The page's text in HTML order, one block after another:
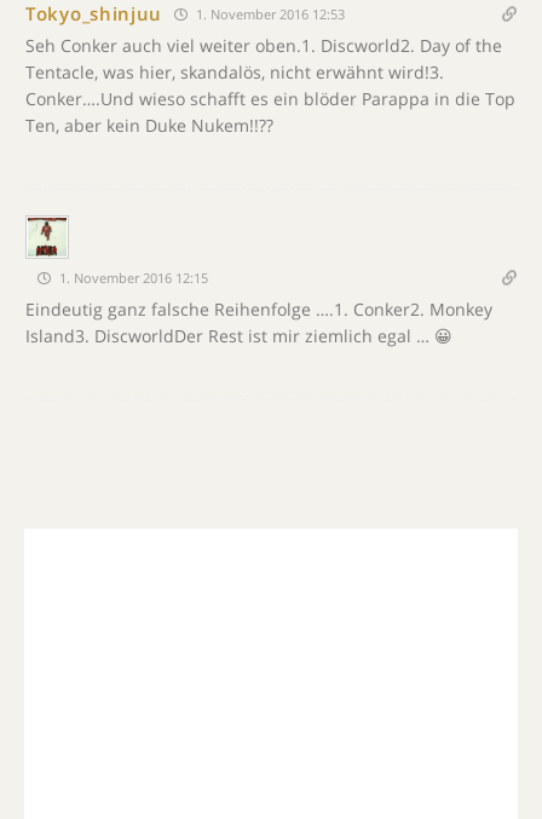
Tokyo_shinjuu 1. November 2016 12:53
Seh Conker auch viel weiter oben.1. Discworld2. Day of the
Tentacle, was hier, skandalös, nicht erwähnt wird!3.
Conker….Und wieso schafft es ein blöder Parappa in die Top
Ten, aber kein Duke Nukem!!??
1. November 2016 12:15
Eindeutig ganz falsche Reihenfolge ….1. Conker2. Monkey
Island3. DiscworldDer Rest ist mir ziemlich egal … 😀